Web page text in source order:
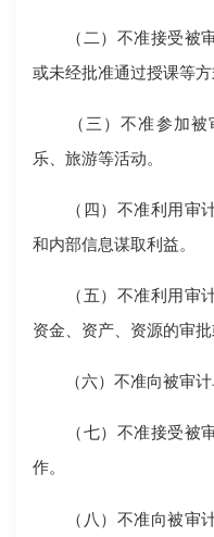
（二）不准接受被审
或未经批准通过授课等方
（三）不准参加被
乐、旅游等活动。
（四）不准利用审计
和内部信息谋取利益。
（五）不准利用审计
资金、资产、资源的审批
（六）不准向被审计
（七）不准接受被审
作。
（八）不准向被审计